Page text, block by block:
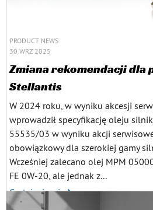
PRODUCT NEWS
30 WRZ 2025
Zmiana rekomendacji dla
Stellantis
W 2024 roku, w wyniku akcesji
wprowadził specyfikację oleju
55535/03 w wyniku akcji
obowiązkowy dla szerokiej gamy
Wcześniej zalecano olej MPM
FE 0W-20, ale jednak z...
Czytaj więcej